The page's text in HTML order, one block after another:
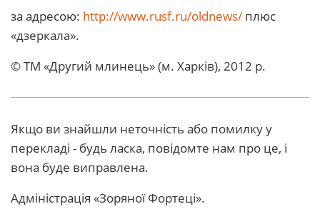
за адресою: http://www.rusf.ru/oldnews/ плюс
«дзеркала».
© ТМ «Другий млинець» (м. Харків), 2012 р.
Якщо ви знайшли неточність або помилку у
перекладі - будь ласка, повідомте нам про це, і
вона буде виправлена.
Адміністрація «Зоряної Фортеці».